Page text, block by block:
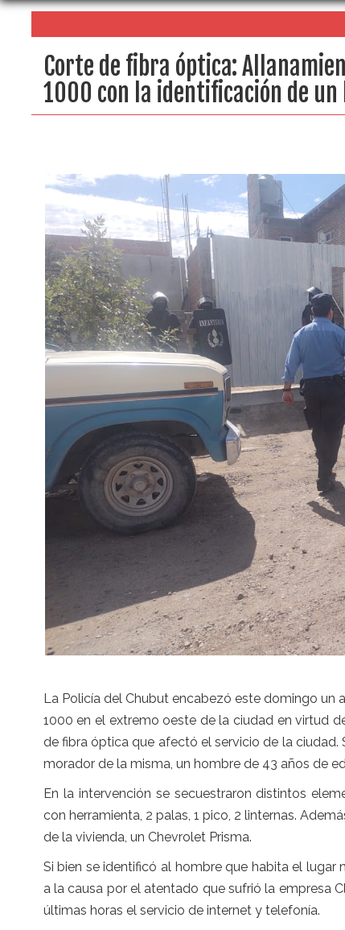
Corte de fibra óptica:
1000 con la identificación de un
La Policía del Chubut encabezó este domingo
1000 en el extremo oeste de la ciudad en virtud
de fibra óptica que afectó el servicio de la
morador de la misma, un hombre de 43 años de
En la intervención se secuestraron distintos
con herramienta, 2 palas, 1 pico, 2 linternas.
de la vivienda, un Chevrolet Prisma.
Si bien se identificó al hombre que habita el
a la causa por el atentado que sufrió la empresa
últimas horas el servicio de internet y telefonía.